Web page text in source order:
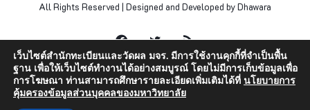
All Rights Reserved | Designed and Developed by Dhawara
FacebookTwitterRSS
เว็บไซต์สำนักทะเบียนและวัดผล มจร. มีการใช้งานคุกกี้ที่จำเป็นพื้น
ฐาน เพื่อให้เว็บไซต์ทำงานได้อย่างสมบูรณ์ โดยไม่มีการเก็บข้อมูลเพื่อ
การโฆษณา ท่านสามารถศึกษารายละเอียดเพิ่มเติมได้ที่ นโยบายการ
คุ้มครองข้อมูลส่วนบุคคลของมหาวิทยาลัย